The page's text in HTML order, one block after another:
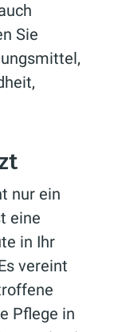
Sie
nur ein
eine
in Ihr
vereint
Pflege in